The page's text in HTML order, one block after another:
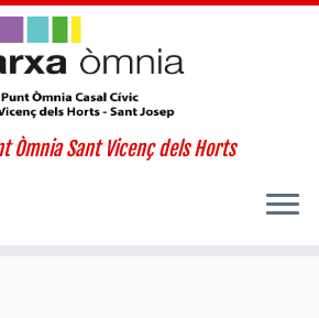
Òmnia Sant Vicenç dels Horts